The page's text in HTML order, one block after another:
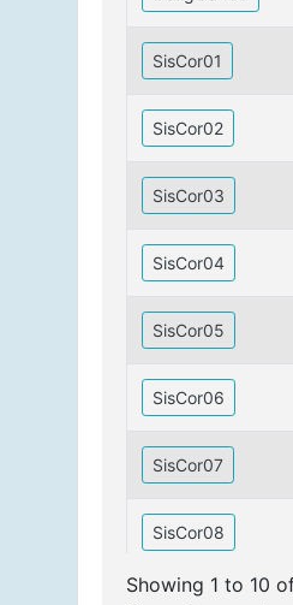
SisCor01
SisCor02
SisCor03
SisCor04
SisCor05
SisCor06
SisCor07
SisCor08
Showing 1 to 10